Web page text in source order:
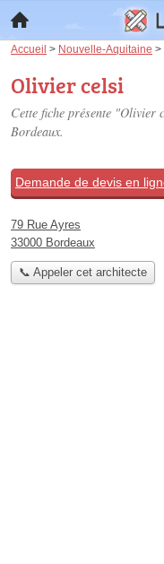
Accueil > Nouvelle-Aquitaine >
Olivier celsi
Cette fiche présente "Olivier
Bordeaux.
Demande de devis en
79 Rue Ayres
33000 Bordeaux
📞 Appeler cet architecte